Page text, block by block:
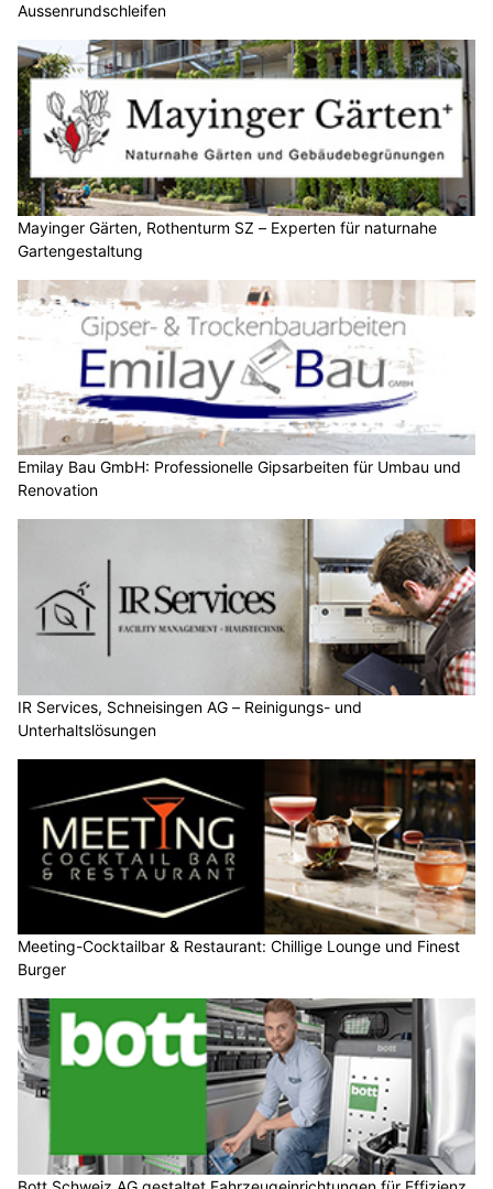
Aussenrundschleifen
Mayinger Gärten, Rothenturm SZ – Experten für naturnahe
Gartengestaltung
Emilay Bau GmbH: Professionelle Gipsarbeiten für Umbau und
Renovation
IR Services, Schneisingen AG – Reinigungs- und
Unterhaltslösungen
Meeting-Cocktailbar & Restaurant: Chillige Lounge und Finest
Burger